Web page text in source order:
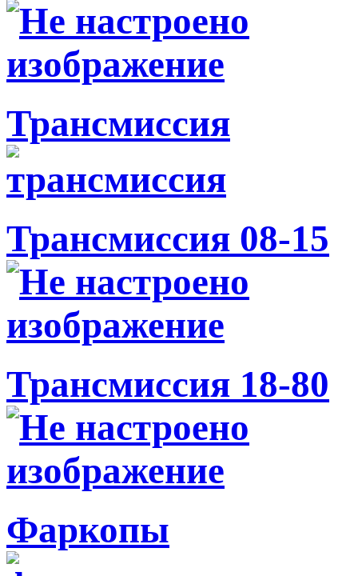
Трансмиссия
Трансмиссия 08-15
Трансмиссия 18-80
Фаркопы